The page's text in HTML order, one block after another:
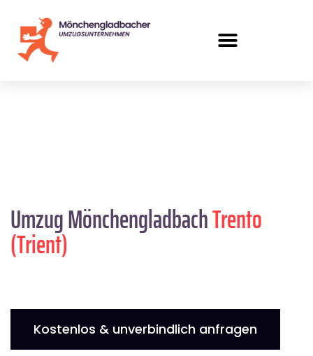
Umzug MönchengladbachTrento
(Trient)
Kostenlos & unverbindlich anfragen